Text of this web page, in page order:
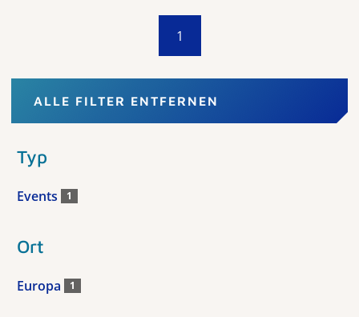
1
ALLE FILTER ENTFERNEN
Typ
Events 1
Ort
Europa 1